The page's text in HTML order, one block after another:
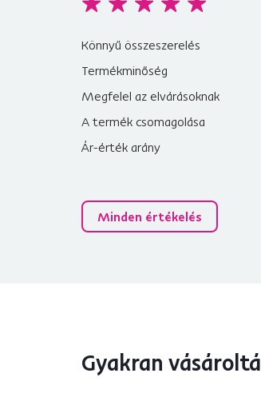
Könnyű összeszerelés
Termékminőség
Megfelel az elvárásoknak
A termék csomagolása
Ár-érték arány
Minden értékelés
Hasonló termékek